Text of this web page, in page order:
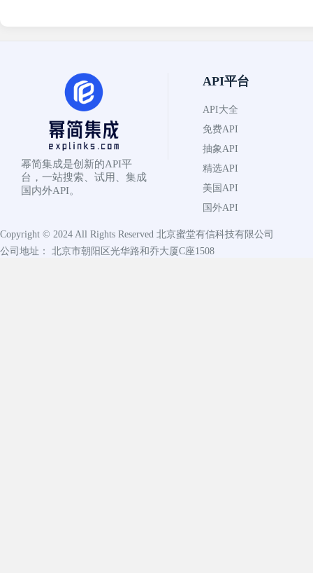
幂简集成是创新的API平
台，一站搜索、试用、集成
国内外API。
API平台
API大全
免费API
抽象API
精选API
美国API
国外API
Copyright © 2024 All Rights Reserved 北京蜜堂有信科技有限公司
公司地址： 北京市朝阳区光华路和乔大厦C座1508